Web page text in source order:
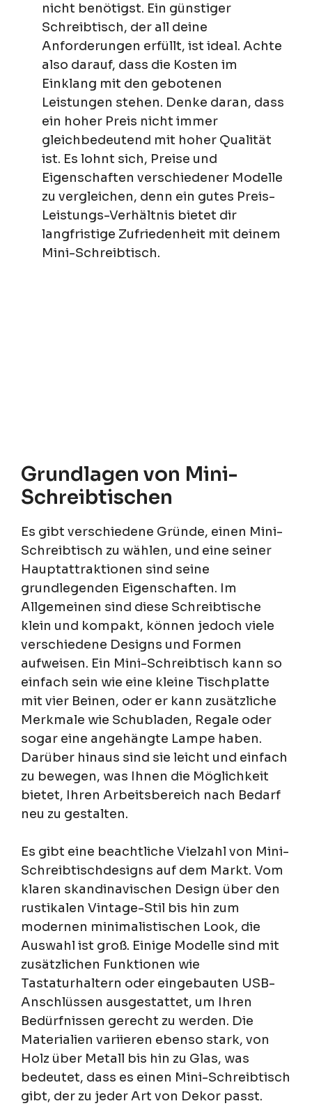
nicht benötigst. Ein günstiger
Schreibtisch, der all deine
Anforderungen erfüllt, ist ideal. Achte
also darauf, dass die Kosten im
Einklang mit den gebotenen
Leistungen stehen. Denke daran, dass
ein hoher Preis nicht immer
gleichbedeutend mit hoher Qualität
ist. Es lohnt sich, Preise und
Eigenschaften verschiedener Modelle
zu vergleichen, denn ein gutes Preis-
Leistungs-Verhältnis bietet dir
langfristige Zufriedenheit mit deinem
Mini-Schreibtisch.
Grundlagen von Mini-
Schreibtischen
Es gibt verschiedene Gründe, einen Mini-
Schreibtisch zu wählen, und eine seiner
Hauptattraktionen sind seine
grundlegenden Eigenschaften. Im
Allgemeinen sind diese Schreibtische
klein und kompakt, können jedoch viele
verschiedene Designs und Formen
aufweisen. Ein Mini-Schreibtisch kann so
einfach sein wie eine kleine Tischplatte
mit vier Beinen, oder er kann zusätzliche
Merkmale wie Schubladen, Regale oder
sogar eine angehängte Lampe haben.
Darüber hinaus sind sie leicht und einfach
zu bewegen, was Ihnen die Möglichkeit
bietet, Ihren Arbeitsbereich nach Bedarf
neu zu gestalten.
Es gibt eine beachtliche Vielzahl von Mini-
Schreibtischdesigns auf dem Markt. Vom
klaren skandinavischen Design über den
rustikalen Vintage-Stil bis hin zum
modernen minimalistischen Look, die
Auswahl ist groß. Einige Modelle sind mit
zusätzlichen Funktionen wie
Tastaturhaltern oder eingebauten USB-
Anschlüssen ausgestattet, um Ihren
Bedürfnissen gerecht zu werden. Die
Materialien variieren ebenso stark, von
Holz über Metall bis hin zu Glas, was
bedeutet, dass es einen Mini-Schreibtisch
gibt, der zu jeder Art von Dekor passt.